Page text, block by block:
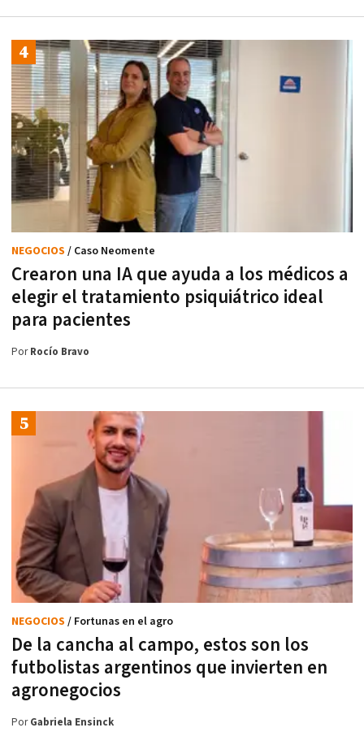
Crearon una IA que ayuda a los médicos a
elegir el tratamiento psiquiátrico ideal
para pacientes
NEGOCIOS / Caso Neomente
PorRocío Bravo
De la cancha al campo, estos son los
futbolistas argentinos que invierten en
agronegocios
NEGOCIOS / Fortunas en el agro
PorGabriela Ensinck